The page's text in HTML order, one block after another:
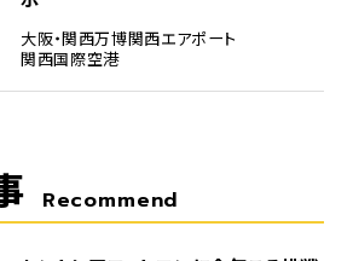
大阪・関西万博関西エアポート
関西国際空港
Recommend